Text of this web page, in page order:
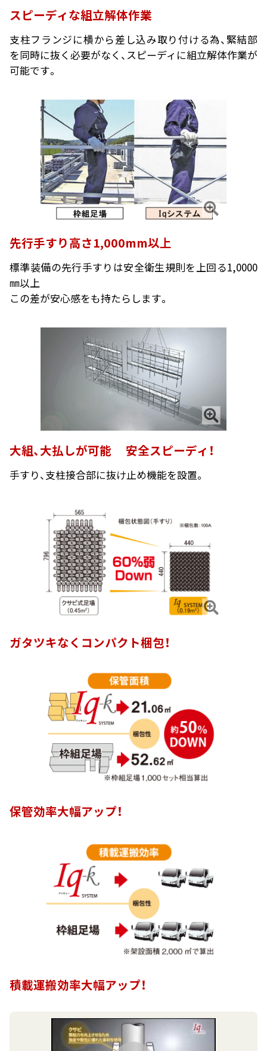
スピーディな組立解体作業
支柱フランジに横から差し込み取り付ける為、緊結部
を同時に抜く必要がなく、スピーディに組立解体作業が
可能です。
先行手すり高さ1,000mm以上
標準装備の先行手すりは安全衛生規則を上回る1,0000
㎜以上
この差が安心感をも持たらします。
大組、大払しが可能 安全スピーディ！
手すり、支柱接合部に抜け止め機能を設置。
ガタツキなくコンパクト梱包！
保管効率大幅アップ！
積載運搬効率大幅アップ！